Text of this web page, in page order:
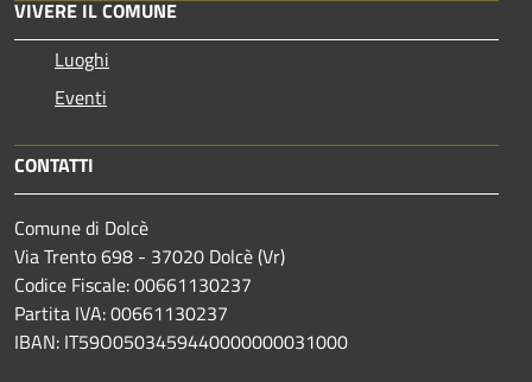
VIVERE IL COMUNE
Luoghi
Eventi
CONTATTI
Comune di Dolcè
Via Trento 698 - 37020 Dolcè (Vr)
Codice Fiscale: 00661130237
Partita IVA: 00661130237
IBAN: IT59O0503459440000000031000